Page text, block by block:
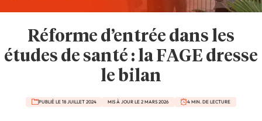
Réforme d’entrée dans les
études de santé : la FAGE dresse
le bilan
PUBLIÉ LE 18 JUILLET 2024 MIS À JOUR LE 2 MARS 2026 4 MIN. DE LECTURE